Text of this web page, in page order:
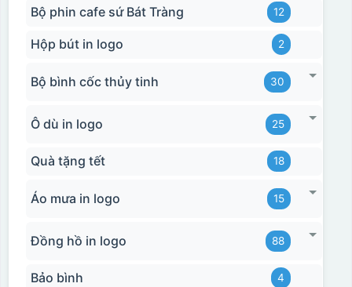
Bộ phin cafe sứ Bát Tràng 12
Hộp bút in logo 2
Bộ bình cốc thủy tinh 30
Ô dù in logo 25
Quà tặng tết 18
Áo mưa in logo 15
Đồng hồ in logo 88
Bảo bình 4